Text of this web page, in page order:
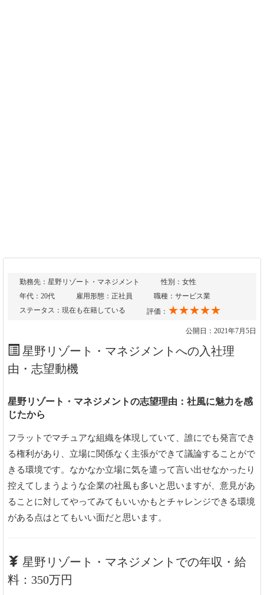
勤務先：星野リゾート・マネジメント
性別：女性
年代：20代
雇用形態：正社員
職種：サービス業
ステータス：現在も在籍している
評価： ★★★★★
公開日：2021年7月5日
星野リゾート・マネジメントへの入社理
由・志望動機
星野リゾート・マネジメントの志望理由：社風に魅力を感
じたから
フラットでマチュアな組織を体現していて、誰にでも発言でき
る権利があり、立場に関係なく主張ができて議論することがで
きる環境です。なかなか立場に気を遣って言い出せなかったり
控えてしまうような企業の社風も多いと思いますが、意見があ
ることに対してやってみてもいいかもとチャレンジできる環境
がある点はとてもいい面だと思います。
星野リゾート・マネジメントでの年収・給
料：350万円